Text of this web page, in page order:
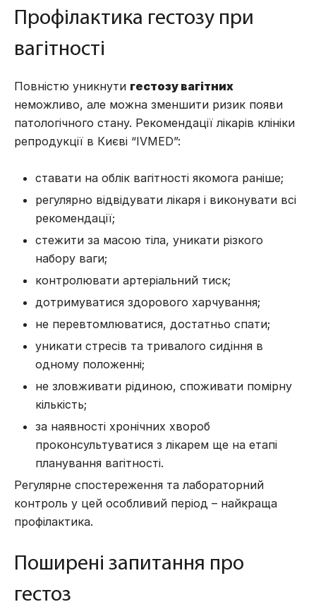
Профілактика гестозу при
вагітності
Повністю уникнути гестозу вагітних
неможливо, але можна зменшити ризик появи
патологічного стану. Рекомендації лікарів клініки
репродукції в Києві “IVMED”:
ставати на облік вагітності якомога раніше;
регулярно відвідувати лікаря і виконувати всі
рекомендації;
стежити за масою тіла, уникати різкого
набору ваги;
контролювати артеріальний тиск;
дотримуватися здорового харчування;
не перевтомлюватися, достатньо спати;
уникати стресів та тривалого сидіння в
одному положенні;
не зловживати рідиною, споживати помірну
кількість;
за наявності хронічних хвороб
проконсультуватися з лікарем ще на етапі
планування вагітності.
Регулярне спостереження та лабораторний
контроль у цей особливий період – найкраща
профілактика.
Поширені запитання про
гестоз